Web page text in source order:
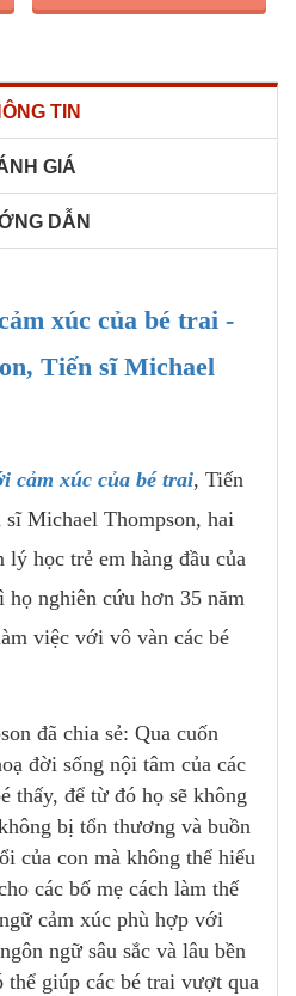
TIN
GIÁ
DẪN
xúc của bé trai -
Tiến sĩ Michael
cảm xúc của bé trai, Tiến
Michael Thompson, hai
lý học trẻ em hàng đầu của
nghiên cứu hơn 35 năm
việc với vô vàn các bé
đã chia sẻ: Qua cuốn
đời sống nội tâm của các
thấy, để từ đó họ sẽ không
bị tổn thương và buồn
của con mà không thể hiểu
các bố mẹ cách làm thế
cảm xúc phù hợp với
ngữ sâu sắc và lâu bền
thể giúp các bé trai vượt qua